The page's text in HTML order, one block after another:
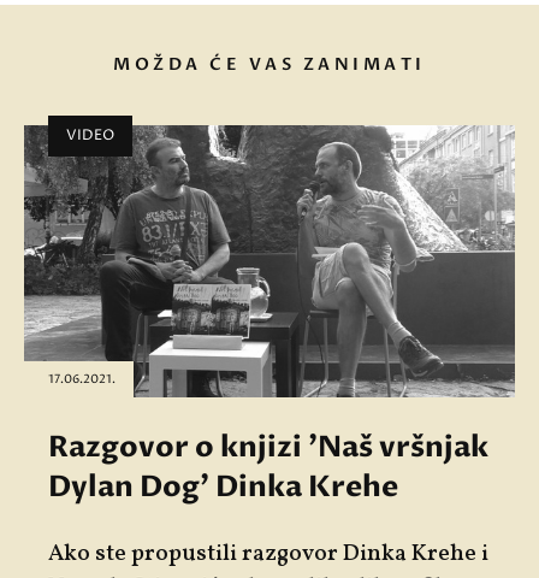
MOŽDA ĆE VAS ZANIMATI
VIDEO
17.06.2021.
Razgovor o knjizi 'Naš vršnjak
Dylan Dog' Dinka Krehe
Ako ste propustili razgovor Dinka Krehe i